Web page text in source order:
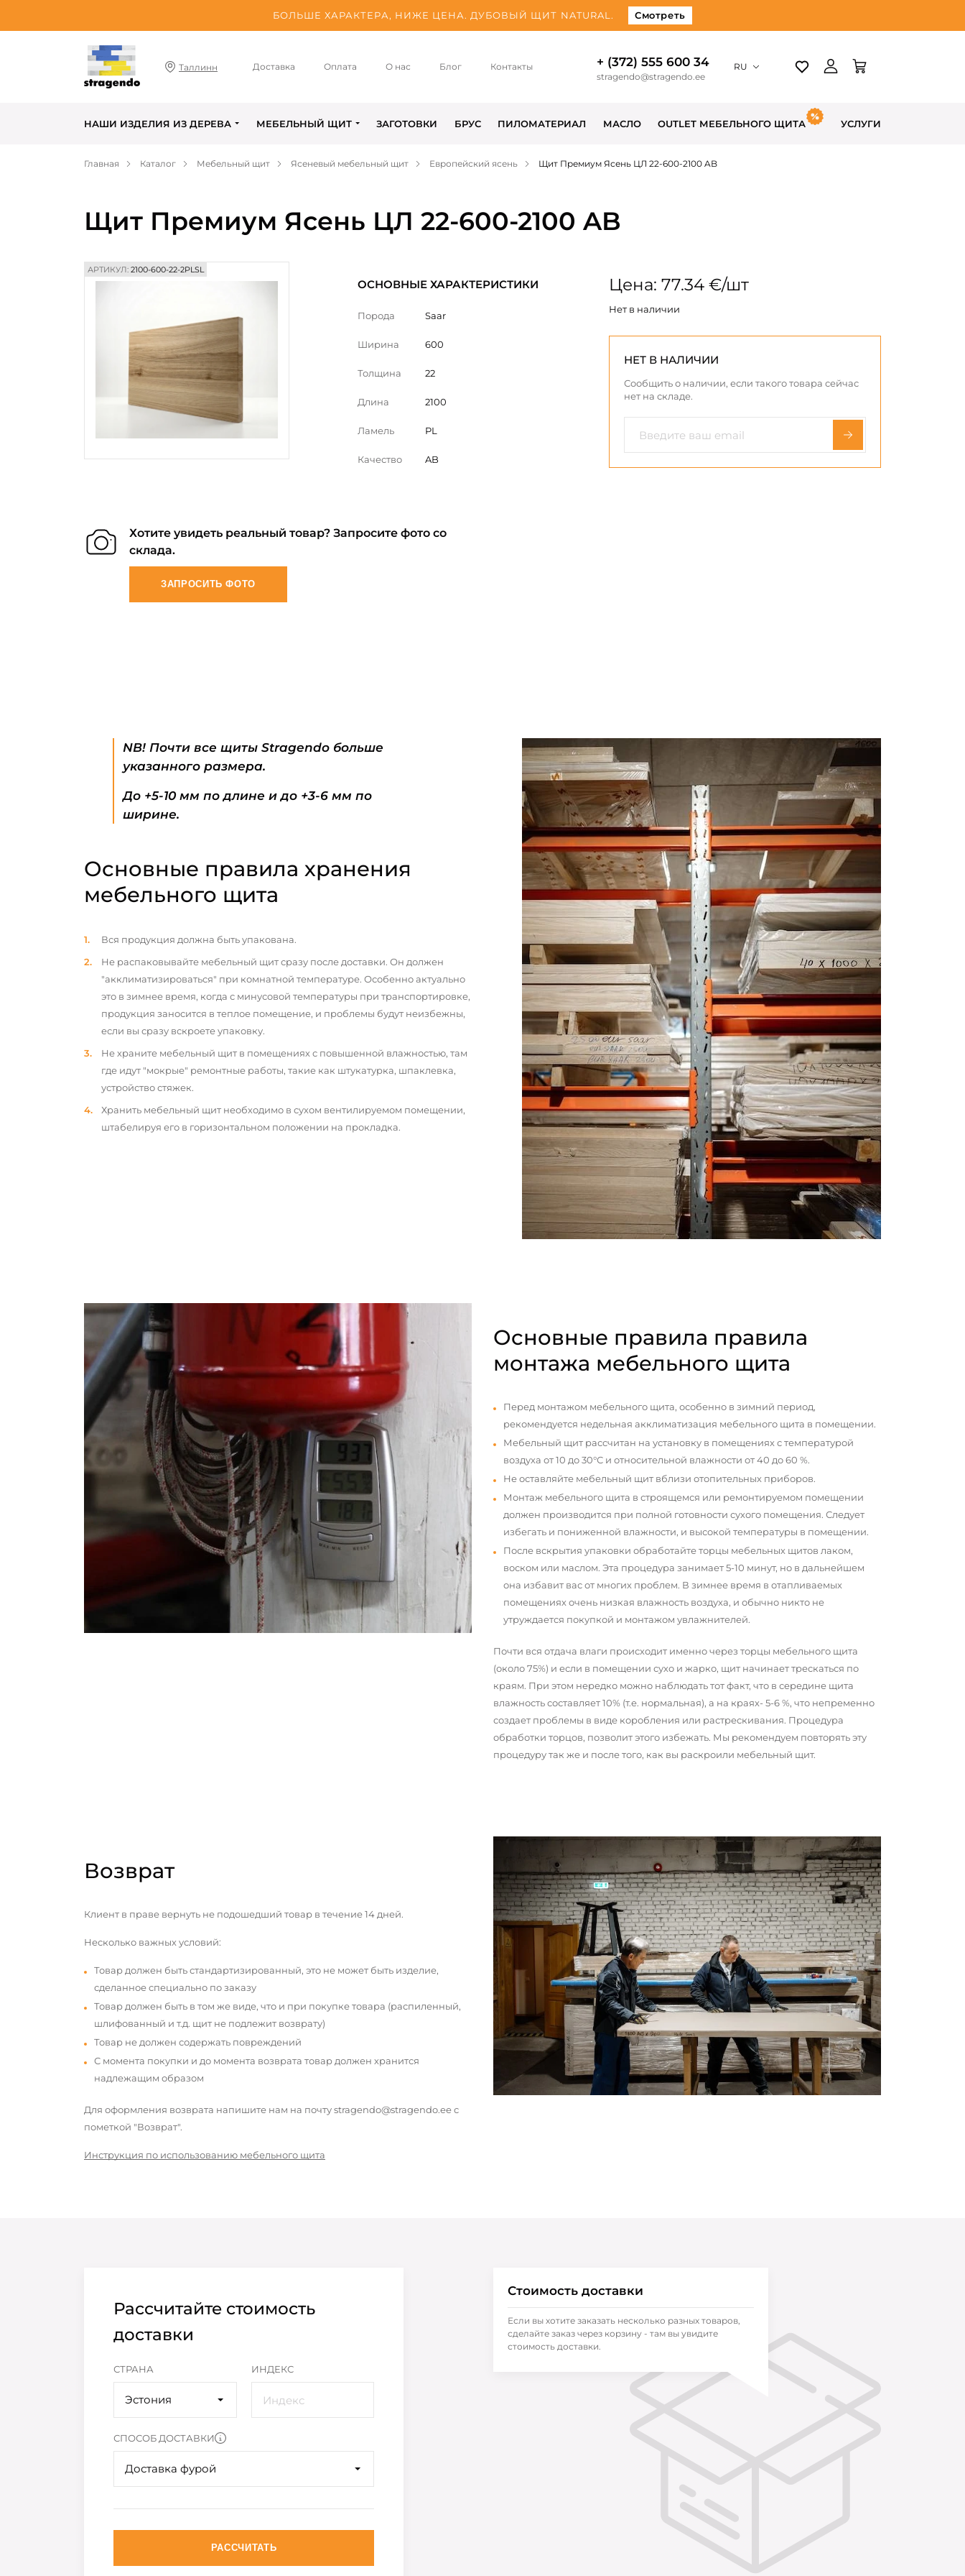
БОЛЬШЕ ХАРАКТЕРА, НИЖЕ ЦЕНА. ДУБОВЫЙ ЩИТ NATURAL. Смотреть
Таллинн Доставка Оплата О нас Блог Контакты + (372) 555 600 34
stragendo@stragendo.ee
RU
НАШИ ИЗДЕЛИЯ ИЗ ДЕРЕВА МЕБЕЛЬНЫЙ ЩИТ ЗАГОТОВКИ БРУС ПИЛОМАТЕРИАЛ МАСЛО OUTLET МЕБЕЛЬНОГО ЩИТА УСЛУГИ
Главная Каталог Мебельный щит Ясеневый мебельный щит Европейский ясень Щит Премиум Ясень ЦЛ 22-600-2100 AB
Щит Премиум Ясень ЦЛ 22-600-2100 AB
АРТИКУЛ: 2100-600-22-2PLSL
ОСНОВНЫЕ ХАРАКТЕРИСТИКИ
Порода Saar
Ширина 600
Толщина 22
Длина 2100
Ламель PL
Качество AB
Цена: 77.34 €/шт
Нет в наличии
НЕТ В НАЛИЧИИ
Сообщить о наличии, если такого товара сейчас
нет на складе.
Хотите увидеть реальный товар? Запросите фото со
склада.
ЗАПРОСИТЬ ФОТО
NB! Почти все щиты Stragendo больше
указанного размера.
До +5-10 мм по длине и до +3-6 мм по
ширине.
Основные правила хранения
мебельного щита
Вся продукция должна быть упакована.
Не распаковывайте мебельный щит сразу после доставки. Он должен
"акклиматизироваться" при комнатной температуре. Особенно актуально
это в зимнее время, когда с минусовой температуры при транспортировке,
продукция заносится в теплое помещение, и проблемы будут неизбежны,
если вы сразу вскроете упаковку.
Не храните мебельный щит в помещениях с повышенной влажностью, там
где идут "мокрые" ремонтные работы, такие как штукатурка, шпаклевка,
устройство стяжек.
Хранить мебельный щит необходимо в сухом вентилируемом помещении,
штабелируя его в горизонтальном положении на прокладка.
Основные правила правила
монтажа мебельного щита
Перед монтажом мебельного щита, особенно в зимний период,
рекомендуется недельная акклиматизация мебельного щита в помещении.
Мебельный щит рассчитан на установку в помещениях с температурой
воздуха от 10 до 30°С и относительной влажности от 40 до 60 %.
Не оставляйте мебельный щит вблизи отопительных приборов.
Монтаж мебельного щита в строящемся или ремонтируемом помещении
должен производится при полной готовности сухого помещения. Следует
избегать и пониженной влажности, и высокой температуры в помещении.
После вскрытия упаковки обработайте торцы мебельных щитов лаком,
воском или маслом. Эта процедура занимает 5-10 минут, но в дальнейшем
она избавит вас от многих проблем. В зимнее время в отапливаемых
помещениях очень низкая влажность воздуха, и обычно никто не
утруждается покупкой и монтажом увлажнителей.
Почти вся отдача влаги происходит именно через торцы мебельного щита
(около 75%) и если в помещении сухо и жарко, щит начинает трескаться по
краям. При этом нередко можно наблюдать тот факт, что в середине щита
влажность составляет 10% (т.е. нормальная), а на краях- 5-6 %, что непременно
создает проблемы в виде коробления или растрескивания. Процедура
обработки торцов, позволит этого избежать. Мы рекомендуем повторять эту
процедуру так же и после того, как вы раскроили мебельный щит.
Возврат
Клиент в праве вернуть не подошедший товар в течение 14 дней.
Несколько важных условий:
Товар должен быть стандартизированный, это не может быть изделие,
сделанное специально по заказу
Товар должен быть в том же виде, что и при покупке товара (распиленный,
шлифованный и т.д. щит не подлежит возврату)
Товар не должен содержать повреждений
С момента покупки и до момента возврата товар должен хранится
надлежащим образом
Для оформления возврата напишите нам на почту stragendo@stragendo.ee с
пометкой "Возврат".
Инструкция по использованию мебельного щита
Рассчитайте стоимость
доставки
СТРАНА
Эстония
ИНДЕКС
СПОСОБ ДОСТАВКИ
Доставка фурой
РАССЧИТАТЬ
Стоимость доставки
Если вы хотите заказать несколько разных товаров,
сделайте заказ через корзину - там вы увидите
стоимость доставки.